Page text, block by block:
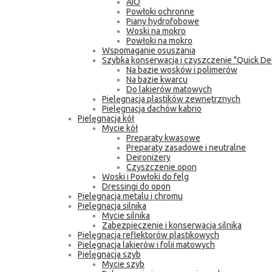
Powłoki ochronne
Piany hydrofobowe
Woski na mokro
Powłoki na mokro
Wspomaganie osuszania
Szybka konserwacja i czyszczenie "Quick
Na bazie wosków i polimerów
Na bazie kwarcu
Do lakierów matowych
Pielęgnacja plastików zewnętrznych
Pielęgnacja dachów kabrio
Pielęgnacja kół
Mycie kół
Preparaty kwasowe
Preparaty zasadowe i neutralne
Deironizery
Czyszczenie opon
Woski i Powłoki do felg
Dressingi do opon
Pielęgnacja metalu i chromu
Pielęgnacja silnika
Mycie silnika
Zabezpieczenie i konserwacja silnika
Pielęgnacja reflektorów plastikowych
Pielęgnacja lakierów i folii matowych
Pielęgnacja szyb
Mycie szyb